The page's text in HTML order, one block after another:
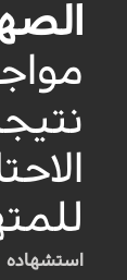
استشهاده